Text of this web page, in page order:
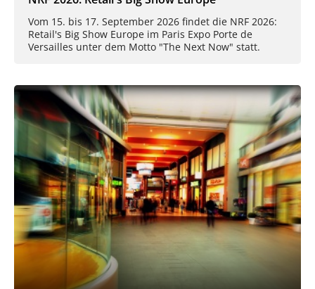
Vom 15. bis 17. September 2026 findet die NRF 2026:
Retail's Big Show Europe im Paris Expo Porte de
Versailles unter dem Motto "The Next Now" statt.